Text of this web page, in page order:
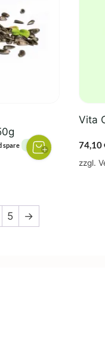
spare 1%
Vita
74,10
zzgl.
auf
der
5 →